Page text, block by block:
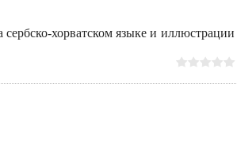
хорватском языке и иллюстрации